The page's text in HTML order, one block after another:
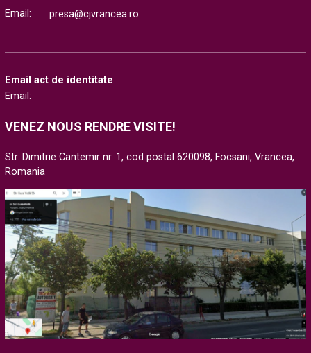
Email:
presa@cjvrancea.ro
Email act de identitate
Email:
VENEZ NOUS RENDRE VISITE!
Str. Dimitrie Cantemir nr. 1, cod postal 620098, Focsani, Vrancea,
Romania